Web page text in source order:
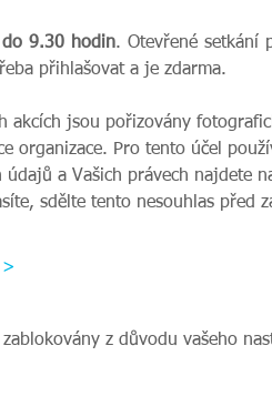
9.30 hodin. Otevřené setkání
přihlašovat a je zdarma.
akcích jsou pořizovány
organizace. Pro tento účel
údajů a Vašich právech najdete
sdělte tento nesouhlas před
>
z důvodu vašeho